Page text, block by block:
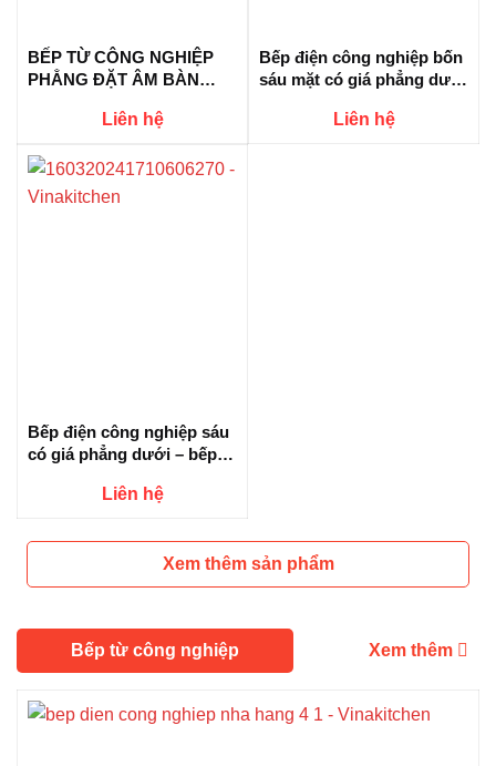
BẾP TỪ CÔNG NGHIỆP
PHẲNG ĐẶT ÂM BÀN
Liên hệ
Bếp điện công nghiệp bốn
sáu mặt có giá phẳng dưới
nghiệp sáu 3.5kw Hzd-
Liên hệ
Bếp điện công nghiệp sáu
có giá phẳng dưới – bếp
sáu giá phẳng dưới Hzd-
Liên hệ
Xem thêm sản phẩm
Bếp từ công nghiệp Xem thêm